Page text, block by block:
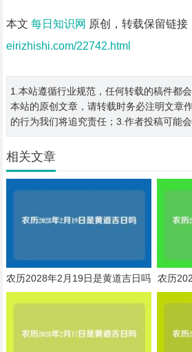
本文 每日知识网 原创，转载保留链接
eirizhishi.com/22742.html
1.本站遵循行业规范，任何转载的稿件都
本站的原创文章，请转载时务必注明文章
的行为我们将追究责任；3.作者投稿可能
相关文章
农历2028年2月19日是黄道吉日吗 农历